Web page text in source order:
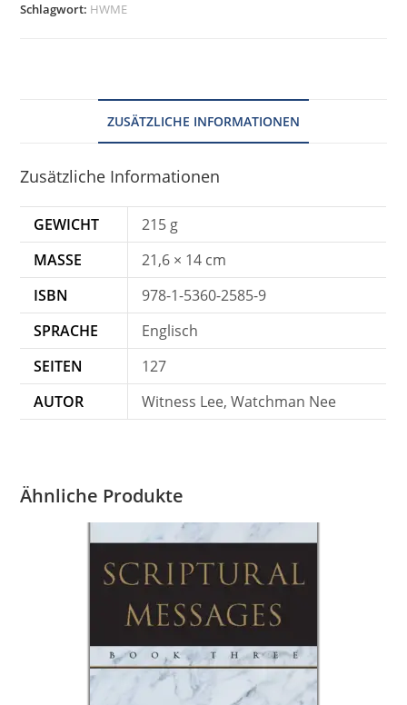
Schlagwort: HWME
ZUSÄTZLICHE INFORMATIONEN
Zusätzliche Informationen
GEWICHT
215 g
MASSE
21,6 × 14 cm
ISBN
978-1-5360-2585-9
SPRACHE
Englisch
SEITEN
127
AUTOR
Witness Lee, Watchman Nee
Ähnliche Produkte